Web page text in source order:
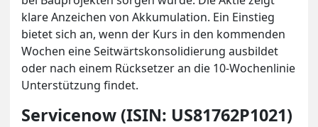
klare Anzeichen von Akkumulation. Ein Einstieg
bietet sich an, wenn der Kurs in den kommenden
Wochen eine Seitwärtskonsolidierung ausbildet
oder nach einem Rücksetzer an die 10-Wochenlinie
Unterstützung findet.
Servicenow (ISIN: US81762P1021)